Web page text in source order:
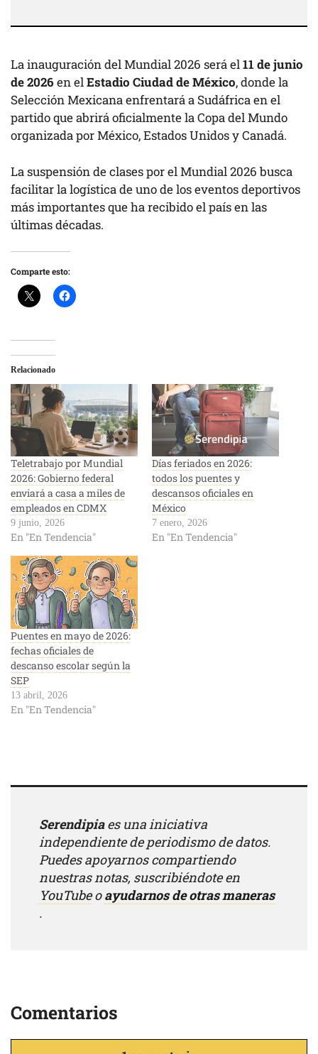
La inauguración del Mundial 2026 será el11 de junio
de 2026 en elEstadio Ciudad de México, donde la
Selección Mexicana enfrentará a Sudáfrica en el
partido que abrirá oficialmente la Copa del Mundo
organizada por México, Estados Unidos y Canadá.
La suspensión de clases por el Mundial 2026 busca
facilitar la logística de uno de los eventos deportivos
más importantes que ha recibido el país en las
últimas décadas.
Comparte esto:
Relacionado
Teletrabajo por Mundial
2026: Gobierno federal
enviará a casa a miles de
empleados en CDMX
9 junio, 2026
En "En Tendencia"
Días feriados en 2026:
todos los puentes y
descansos oficiales en
México
7 enero, 2026
En "En Tendencia"
Puentes en mayo de 2026:
fechas oficiales de
descanso escolar según la
SEP
13 abril, 2026
En "En Tendencia"
Serendipiaes una iniciativa
independiente de periodismo de datos.
Puedes apoyarnos compartiendo
nuestras notas, suscribiéndote en
YouTubeoayudarnos de otras maneras
.
Comentarios